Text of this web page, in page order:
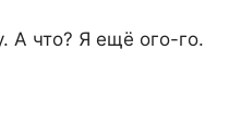
А что? Я ещё ого-го.